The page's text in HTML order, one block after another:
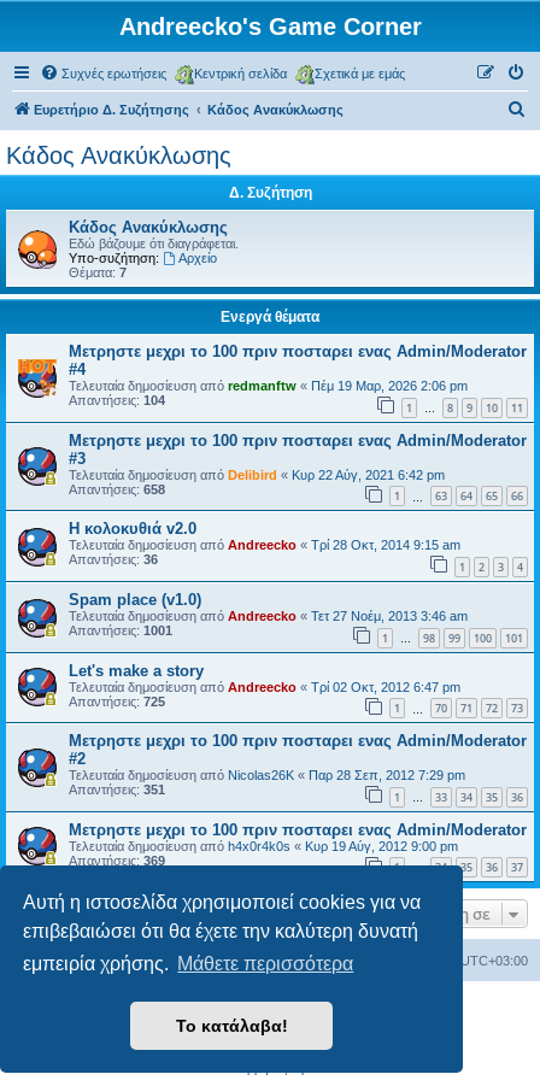
Αυτή η ιστοσελίδα χρησιμοποιεί cookies για να
επιβεβαιώσει ότι θα έχετε την καλύτερη δυνατή
εμπειρία χρήσης. Μάθετε περισσότερα
Το κατάλαβα!
Andreecko's Game Corner
Συχνές ερωτήσεις Κεντρική σελίδα Σχετικά με εμάς
Ευρετήριο Δ. Συζήτησης Κάδος Ανακύκλωσης
Κάδος Ανακύκλωσης
Δ. Συζήτηση
Κάδος Ανακύκλωσης
Εδώ βάζουμε ότι διαγράφεται.
Υπο-συζήτηση:
Αρχείο
Θέματα: 7
Ενεργά θέματα
Μετρηστε μεχρι το 100 πριν ποσταρει ενας Admin/Moderator
#4
Τελευταία δημοσίευση από redmanftw « Πέμ 19 Μαρ, 2026 2:06 pm
Απαντήσεις: 104 1 … 8 9 10 11
Μετρηστε μεχρι το 100 πριν ποσταρει ενας Admin/Moderator
#3
Τελευταία δημοσίευση από Delibird « Κυρ 22 Αύγ, 2021 6:42 pm
Απαντήσεις: 658 1 63 64 65 66
Η κολοκυθιά v2.0
Τελευταία δημοσίευση από Andreecko « Τρί 28 Οκτ, 2014 9:15 am
Απαντήσεις: 36 1 2 3 4
Spam place (v1.0)
Τελευταία δημοσίευση από Andreecko « Τετ 27 Νοέμ, 2013 3:46 am
Απαντήσεις: 1001 1 … 98 99 100 101
Let's make a story
Τελευταία δημοσίευση από Andreecko « Τρί 02 Οκτ, 2012 6:47 pm
Απαντήσεις: 725 1 70 71 72 73
Μετρηστε μεχρι το 100 πριν ποσταρει ενας Admin/Moderator
#2
Τελευταία δημοσίευση από Nicolas26K « Παρ 28 Σεπ, 2012 7:29 pm
Απαντήσεις: 351 1 … 33 34 35 36
Μετρηστε μεχρι το 100 πριν ποσταρει ενας Admin/Moderator
Τελευταία δημοσίευση από h4x0r4k0s « Κυρ 19 Αύγ, 2012 9:00 pm
Απαντήσεις: 369 1 … 34 35 36 37
Μετάβαση σε
Ευρετήριο Δ. Συζήτησης Όλοι οι χρόνοι είναι UTC+03:00
Δημιουργήθηκε απόphpBB® Forum Software © phpBB Limited
Ελληνική μετάφραση από τοphpbbgr.com